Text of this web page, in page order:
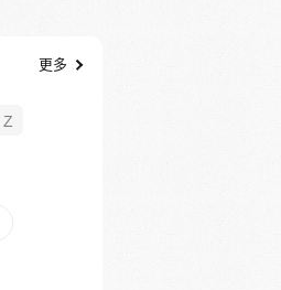
更多
Z